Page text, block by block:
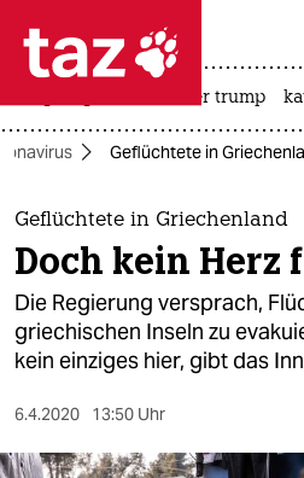
 taz zahl ich
taz zahl ich
themen
politik
öko
gesellschaft
usa unter trump
Geflüchtete in
Geflüchtete in Griechenland
Doch kein Herz
Die Regierung versprach,
griechischen Inseln zu
kein einziges hier, gibt das
6.4.2020 13:50 Uhr